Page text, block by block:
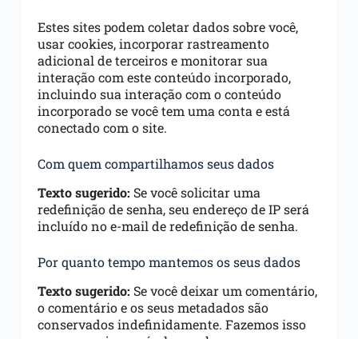
Estes sites podem coletar dados sobre você,
usar cookies, incorporar rastreamento
adicional de terceiros e monitorar sua
interação com este conteúdo incorporado,
incluindo sua interação com o conteúdo
incorporado se você tem uma conta e está
conectado com o site.
Com quem compartilhamos seus dados
Texto sugerido: Se você solicitar uma
redefinição de senha, seu endereço de IP será
incluído no e-mail de redefinição de senha.
Por quanto tempo mantemos os seus dados
Texto sugerido: Se você deixar um comentário,
o comentário e os seus metadados são
conservados indefinidamente. Fazemos isso